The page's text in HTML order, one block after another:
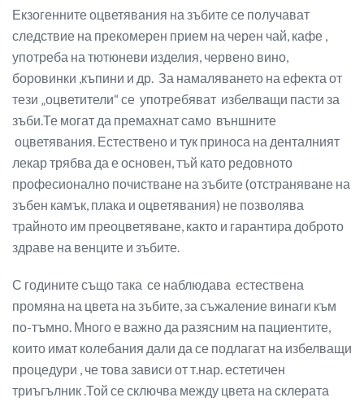
Екзогенните оцветявания на зъбите се получават
следствие на прекомерен прием на черен чай, кафе ,
употреба на тютюневи изделия, червено вино,
боровинки ,къпини и др. За намаляването на ефекта от
тези „оцветители“ се употребяват избелващи пасти за
зъби.Те могат да премахнат само външните
оцветявания. Естествено и тук приноса на денталният
лекар трябва да е основен, тъй като редовното
професионално почистване на зъбите (отстраняване на
зъбен камък, плака и оцветявания) не позволява
трайното им преоцветяване, както и гарантира доброто
здраве на венците и зъбите.
С годините също така се наблюдава естествена
промяна на цвета на зъбите, за съжаление винаги към
по-тъмно. Много е важно да разясним на пациентите,
които имат колебания дали да се подлагат на избелващи
процедури , че това зависи от т.нар. естетичен
триъгълник .Той се сключва между цвета на склерата